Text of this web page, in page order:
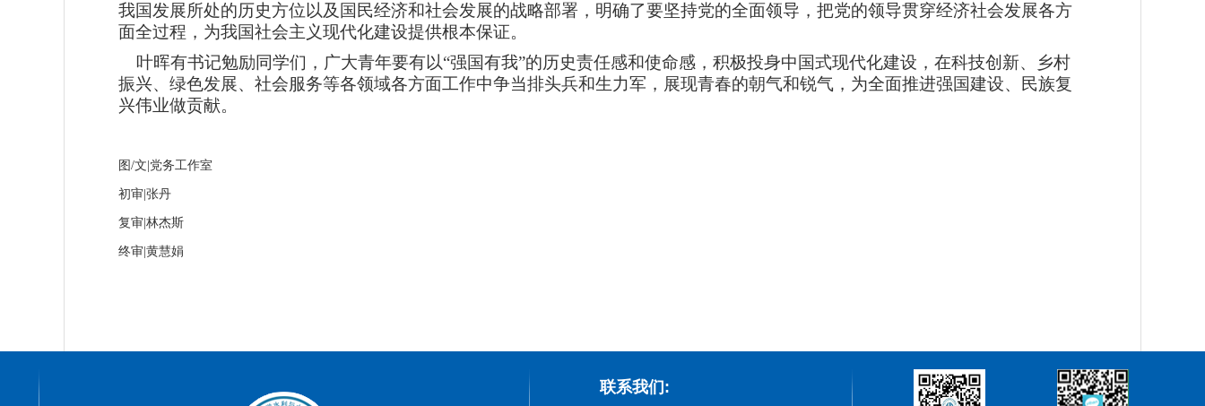
我国发展所处的历史方位以及国民经济和社会发展的战略部署，明确了要坚持党的全面领导，把党的领导贯穿经济社会发展各方
面全过程，为我国社会主义现代化建设提供根本保证。
叶晖有书记勉励同学们，广大青年要有以“强国有我”的历史责任感和使命感，积极投身中国式现代化建设，在科技创新、乡村
振兴、绿色发展、社会服务等各领域各方面工作中争当排头兵和生力军，展现青春的朝气和锐气，为全面推进强国建设、民族复
兴伟业做贡献。
图/文|党务工作室
初审|张丹
复审|林杰斯
终审|黄慧娟
联系我们: